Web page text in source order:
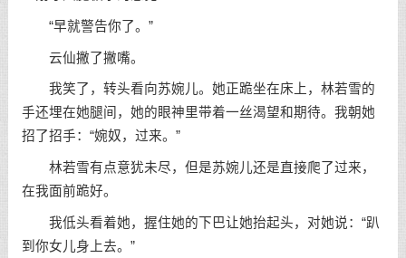
“早就警告你了。”
云仙撇了撇嘴。
我笑了，转头看向苏婉儿。她正跪坐在床上，林若雪的
手还埋在她腿间，她的眼神里带着一丝渴望和期待。我朝她
招了招手：“婉奴，过来。”
林若雪有点意犹未尽，但是苏婉儿还是直接爬了过来，
在我面前跪好。
我低头看着她，握住她的下巴让她抬起头，对她说：“趴
到你女儿身上去。”